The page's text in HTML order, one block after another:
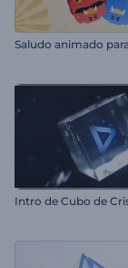
Saludo animado
Intro de Cubo de